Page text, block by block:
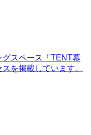
スペース「TENT幕
を掲載しています。